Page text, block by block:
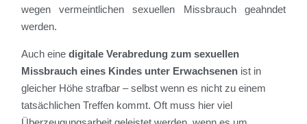
wegen vermeintlichen sexuellen Missbrauch geahndet
werden.
Auch einedigitale Verabredung zum sexuellen
Missbrauch eines Kindes unter Erwachsenen ist in
gleicher Höhe strafbar – selbst wenn es nicht zu einem
tatsächlichen Treffen kommt. Oft muss hier viel